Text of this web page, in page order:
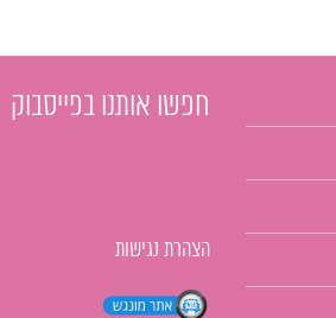
חפשו אותנו בפייסבוק
הצהרת נגישות